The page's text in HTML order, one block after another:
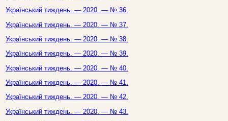
Український тиждень. — 2020. — № 36.
Український тиждень. — 2020. — № 37.
Український тиждень. — 2020. — № 38.
Український тиждень. — 2020. — № 39.
Український тиждень. — 2020. — № 40.
Український тиждень. — 2020. — № 41.
Український тиждень. — 2020. — № 42.
Український тиждень. — 2020. — № 43.